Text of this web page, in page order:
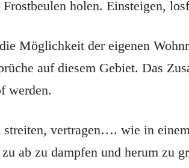
holen. Einsteigen,
Möglichkeit der eigenen
auf diesem Gebiet. Das
werden.
streiten, vertragen…. wie in
ab zu dampfen und herum zu